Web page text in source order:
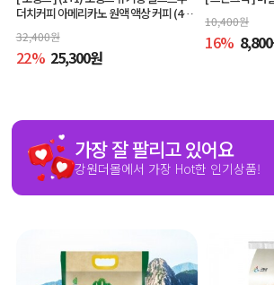
더치커피 아메리카노 원액 액상 커피 (400
ml x 2개, 교차 구매 가능)
32,400원
22% 25,300원
10,400원
16% 8,800
가장 잘 팔리고 있어요
강원더몰에서 가장 Hot한 인기상품!